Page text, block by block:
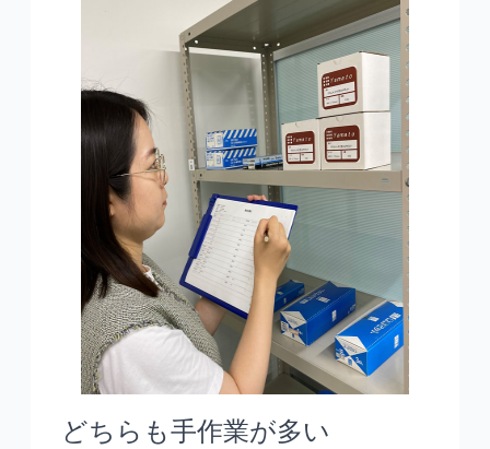
どちらも手作業が多い